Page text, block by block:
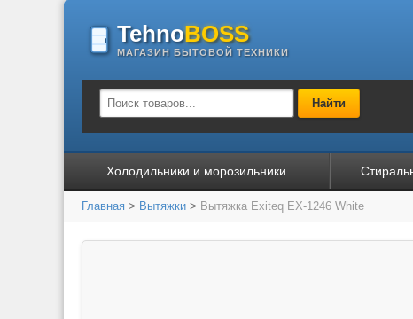
TehnoBOSS
МАГАЗИН БЫТОВОЙ ТЕХНИКИ
Найти
Холодильники и морозильники
Главная > Вытяжки > Вытяжка Exiteq EX-1246 White